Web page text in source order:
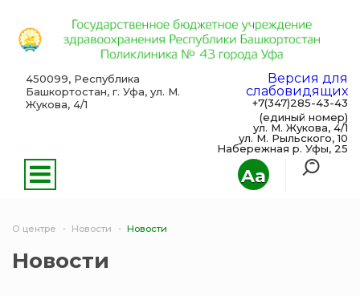
Aa
450099, Республика
Башкортостан, г. Уфа, ул. М.
Жукова, 4/1
Версия для
слабовидящих
+7(347)285-43-43
(единый номер)
ул. М. Жукова, 4/1
ул. М. Рыльского, 10
Набережная р. Уфы, 25
О центре Новости Новости
Новости